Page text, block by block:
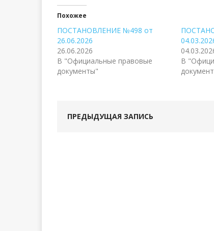
Похожее
ПОСТАНОВЛЕНИЕ №498 от
26.06.2026
26.06.2026
В "Официальные правовые
документы"
В
ПРЕДЫДУЩАЯ ЗАПИСЬ